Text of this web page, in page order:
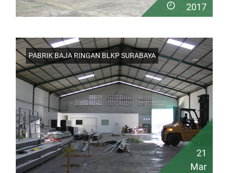
2017
PABRIK BAJA RINGAN BLKP SURABAYA
21
Mar